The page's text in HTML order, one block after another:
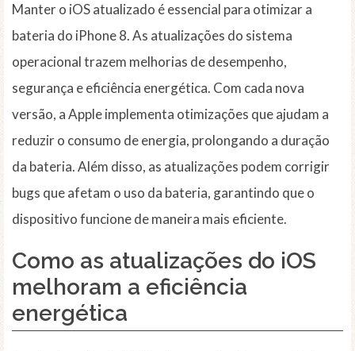
Manter o iOS atualizado é essencial para otimizar a
bateria do iPhone 8. As atualizações do sistema
operacional trazem melhorias de desempenho,
segurança e eficiência energética. Com cada nova
versão, a Apple implementa otimizações que ajudam a
reduzir o consumo de energia, prolongando a duração
da bateria. Além disso, as atualizações podem corrigir
bugs que afetam o uso da bateria, garantindo que o
dispositivo funcione de maneira mais eficiente.
Como as atualizações do iOS
melhoram a eficiência
energética